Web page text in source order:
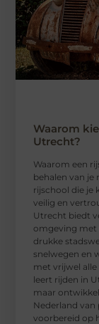
Waarom
Utrecht?
Waarom een
behalen van je
rijschool die je
veilig en
Utrecht biedt
omgeving met
drukke
snelwegen en
met vrijwel
leert rijden in
maar
Nederland van
voorbereid op